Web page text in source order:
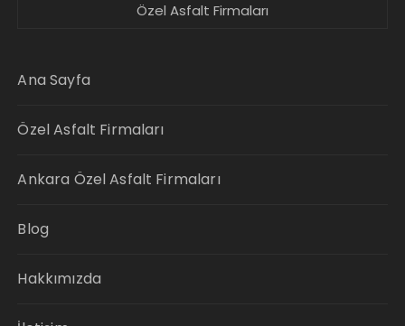
Özel Asfalt Firmaları
Ana Sayfa
Özel Asfalt Firmaları
Ankara Özel Asfalt Firmaları
Blog
Hakkımızda